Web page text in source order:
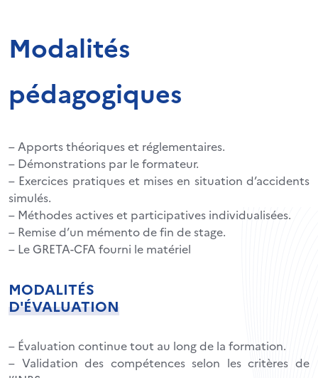
Modalités
pédagogiques
– Apports théoriques et réglementaires.
– Démonstrations par le formateur.
– Exercices pratiques et mises en situation d’accidents
simulés.
– Méthodes actives et participatives individualisées.
– Remise d’un mémento de fin de stage.
– Le GRETA-CFA fourni le matériel
MODALITÉS
D'ÉVALUATION
– Évaluation continue tout au long de la formation.
– Validation des compétences selon les critères de